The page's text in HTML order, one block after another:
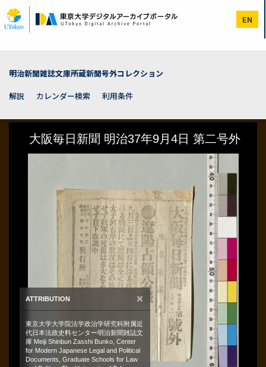
イ
ン
EN
明治新聞雑誌文庫所蔵新聞号外コレクション
解説
カレンダー検索 利用条件